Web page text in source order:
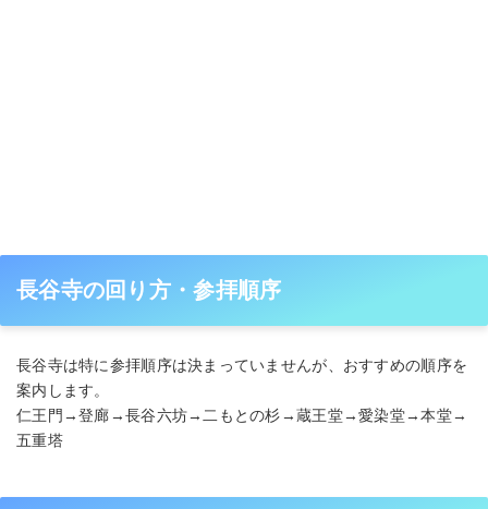
長谷寺の回り方・参拝順序
長谷寺は特に参拝順序は決まっていませんが、おすすめの順序を
案内します。
仁王門→登廊→長谷六坊→二もとの杉→蔵王堂→愛染堂→本堂→
五重塔